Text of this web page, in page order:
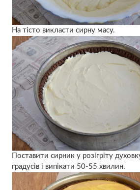
На тісто викласти сирну масу.
Поставити сирник у розігріту
градусів і випікати 50-55 хвилин.